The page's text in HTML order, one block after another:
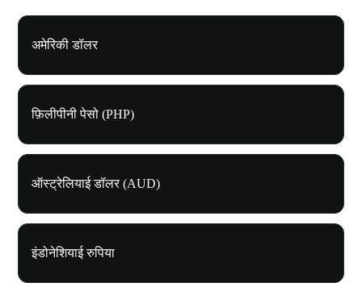
अमेरिकी डॉलर
फ़िलीपीनी पेसो (PHP)
ऑस्ट्रेलियाई डॉलर (AUD)
इंडोनेशियाई रुपिया